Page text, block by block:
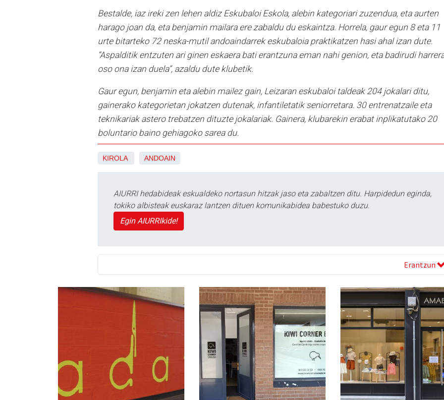
Bestalde, iaz ireki zen lehen aldiz Eskubaloi Eskola, alebin kategoriari zuzendua, eta aurten
harago joan da, eta benjamin mailara ere zabaldu du eskaintza. Horrela, gaur egun 8 eta 11
urte bitarteko 72 neska-mutil andoaindarrek eskubaloia praktikatzen hasi ahal izan dute.
“Aspalditik entzuten ari ginen eskaera bati erantzuna eman nahi genion, eta badirudi
oso ona izan duela”, azaldu dute klubetik.
Gaur egun, benjamin eta alebin mailez gain, Leizaran eskubaloi taldeak 204 jokalari ditu,
gainerako kategorietan jokatzen dutenak, infantiletatik seniorretara. 30 entrenatzaile eta
teknikariak astero trebatzen dituzte jokalariak. Gainera, klubarekin erabat inplikatutako 20
boluntario baino gehiagoko sarea du.
KIROLA ANDOAIN
AIURRI hedabideak eskualdeko nortasun hitzak jaso eta zabaltzen ditu. Harpidedun eginda,
tokiko albisteak euskaraz lantzen dituen komunikabidea babestuko duzu.
Egin AIURRIkide!
Erantzun